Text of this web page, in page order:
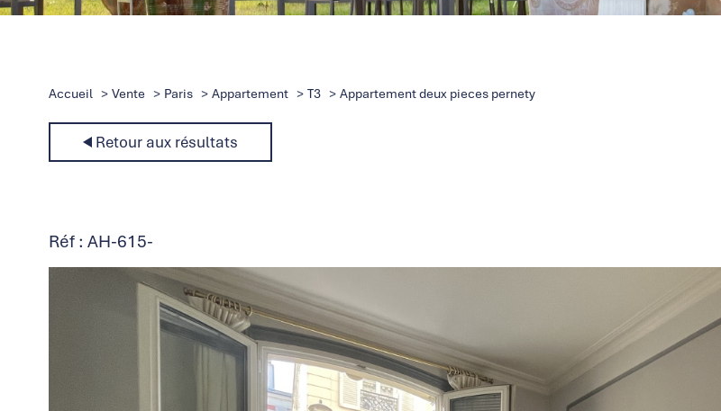
Accueil Vente Paris Appartement T3 Appartement deux pieces pernety
Retour aux résultats
Réf : AH-615-